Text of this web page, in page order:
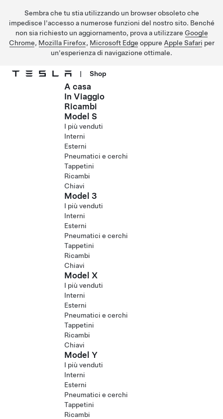
Sembra che tu stia utilizzando un browser obsoleto che
impedisce l'accesso a numerose funzioni del nostro sito. Benché
non sia richiesto un aggiornamento, prova a utilizzare Google
Chrome, Mozilla Firefox, Microsoft Edge oppure Apple Safari per
un'esperienza di navigazione ottimale.
Passa al contenuto principale
| Shop
A casa
In Viaggio
Ricambi
Model S
I più venduti
Interni
Esterni
Pneumatici e cerchi
Tappetini
Ricambi
Chiavi
Model 3
I più venduti
Interni
Esterni
Pneumatici e cerchi
Tappetini
Ricambi
Chiavi
Model X
I più venduti
Interni
Esterni
Pneumatici e cerchi
Tappetini
Ricambi
Chiavi
Model Y
I più venduti
Interni
Esterni
Pneumatici e cerchi
Tappetini
Ricambi